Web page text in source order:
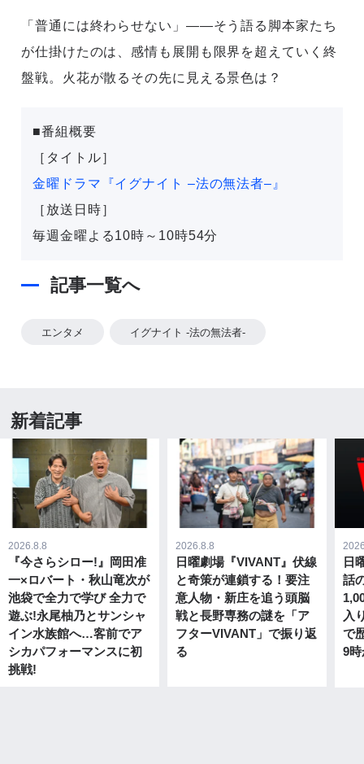
「普通には終わらせない」――そう語る脚本家たち
が仕掛けたのは、感情も展開も限界を超えていく終
盤戦。火花が散るその先に見える景色は？
■番組概要
［タイトル］
金曜ドラマ『イグナイト –法の無法者–』
［放送日時］
毎週金曜よる10時～10時54分
記事一覧へ
エンタメ イグナイト -法の無法者-
新着記事
『今さらシロー!』岡田准
一×ロバート・秋山竜次が
池袋で全力で学び 全力で
遊ぶ!永尾柚乃とサンシャ
イン水族館へ…客前でア
シカパフォーマンスに初
挑戦!
2026.8.8
日曜劇場『VIVANT』伏線
と奇策が連鎖する！要注
意人物・新庄を追う頭脳
戦と長野専務の謎を「ア
フターVIVANT」で振り返
る
2026.8.8
日
話
入
で
9